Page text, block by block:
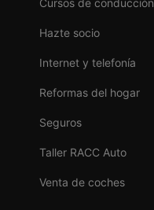
Cursos de conducción
Hazte socio
Internet y telefonía
Reformas del hogar
Seguros
Taller RACC Auto
Venta de coches